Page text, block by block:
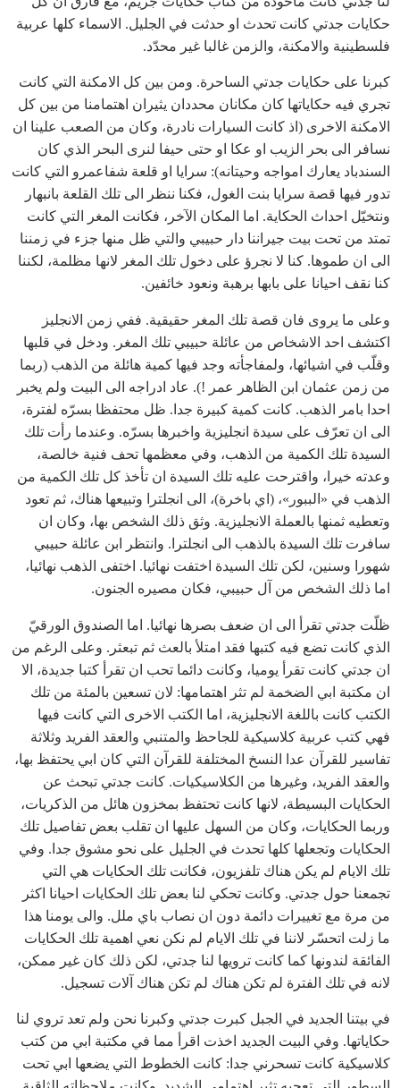
حكايات جدتي كانت تحدث او حدثت في الجليل. الاسماء كلها عربية
فلسطينية والامكنة، والزمن غالبا غير محدّد.
كبرنا على حكايات جدتي الساحرة. ومن بين كل الامكنة التي كانت
تجري فيه حكاياتها كان مكانان محددان يثيران اهتمامنا من بين كل
الامكنة الاخرى (اذ كانت السيارات نادرة، وكان من الصعب علينا ان
نسافر الى بحر الزيب او عكا او حتى حيفا لنرى البحر الذي كان
السندباد يعارك امواجه وحيتانه): سرايا او قلعة شفاعمرو التي كانت
تدور فيها قصة سرايا بنت الغول، فكنا ننظر الى تلك القلعة بانبهار
ونتخيّل احداث الحكاية. اما المكان الآخر، فكانت المغر التي كانت
تمتد من تحت بيت جيراننا دار حبيبي والتي ظل منها جزء في زمننا
الى ان طموها. كنا لا نجرؤ على دخول تلك المغر لانها مظلمة، لكننا
كنا نقف احيانا على بابها برهبة ونعود خائفين.
وعلى ما يروى فان قصة تلك المغر حقيقية. ففي زمن الانجليز
اكتشف احد الاشخاص من عائلة حبيبي تلك المغر. ودخل في قلبها
وقلّب في اشيائها، ولمفاجأته وجد فيها كمية هائلة من الذهب (ربما
من زمن عثمان ابن الظاهر عمر !). عاد ادراجه الى البيت ولم يخبر
احدا بامر الذهب. كانت كمية كبيرة جدا. ظل محتفظا بسرّه لفترة،
الى ان تعرّف على سيدة انجليزية واخبرها بسرّه. وعندما رأت تلك
السيدة تلك الكمية من الذهب، وفي معظمها تحف فنية خالصة،
وعدته خيرا، واقترحت عليه تلك السيدة ان تأخذ كل تلك الكمية من
الذهب في «الببور»، (اي باخرة)، الى انجلترا وتبيعها هناك، ثم تعود
وتعطيه ثمنها بالعملة الانجليزية. وثق ذلك الشخص بها، وكان ان
سافرت تلك السيدة بالذهب الى انجلترا. وانتظر ابن عائلة حبيبي
شهورا وسنين، لكن تلك السيدة اختفت نهائيا. اختفى الذهب نهائيا،
اما ذلك الشخص من آل حبيبي، فكان مصيره الجنون.
ظلّت جدتي تقرأ الى ان ضعف بصرها نهائيا. اما الصندوق الورقيّ
الذي كانت تضع فيه كتبها فقد امتلأ بالعث ثم تبعثر. وعلى الرغم من
ان جدتي كانت تقرأ يوميا، وكانت دائما تحب ان تقرأ كتبا جديدة، الا
ان مكتبة ابي الضخمة لم تثر اهتمامها: لان تسعين بالمئة من تلك
الكتب كانت باللغة الانجليزية، اما الكتب الاخرى التي كانت فيها
فهي كتب عربية كلاسيكية للجاحظ والمتنبي والعقد الفريد وثلاثة
تفاسير للقرآن عدا النسخ المختلفة للقرآن التي كان ابي يحتفظ بها،
والعقد الفريد، وغيرها من الكلاسيكيات. كانت جدتي تبحث عن
الحكايات البسيطة، لانها كانت تحتفظ بمخزون هائل من الذكريات،
وربما الحكايات، وكان من السهل عليها ان تقلب بعض تفاصيل تلك
الحكايات وتجعلها كلها تحدث في الجليل على نحو مشوق جدا. وفي
تلك الايام لم يكن هناك تلفزيون، فكانت تلك الحكايات هي التي
تجمعنا حول جدتي. وكانت تحكي لنا بعض تلك الحكايات احيانا اكثر
من مرة مع تغييرات دائمة دون ان نصاب باي ملل. والى يومنا هذا
ما زلت اتحسّر لاننا في تلك الايام لم نكن نعي اهمية تلك الحكايات
الفائقة لندونها كما كانت ترويها لنا جدتي، لكن ذلك كان غير ممكن،
لانه في تلك الفترة لم تكن هناك لم تكن هناك آلات تسجيل.
في بيتنا الجديد في الجبل كبرت جدتي وكبرنا نحن ولم تعد تروي لنا
حكاياتها. وفي البيت الجديد اخذت اقرأ مما في مكتبة ابي من كتب
كلاسيكية كانت تسحرني جدا: كانت الخطوط التي يضعها ابي تحت